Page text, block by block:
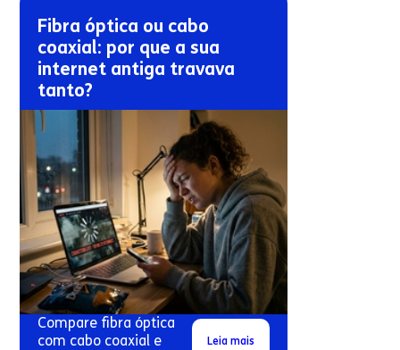
Fibra óptica ou cabo
coaxial: por que a sua
internet antiga travava
tanto?
Compare fibra óptica
com cabo coaxial e
Leia mais